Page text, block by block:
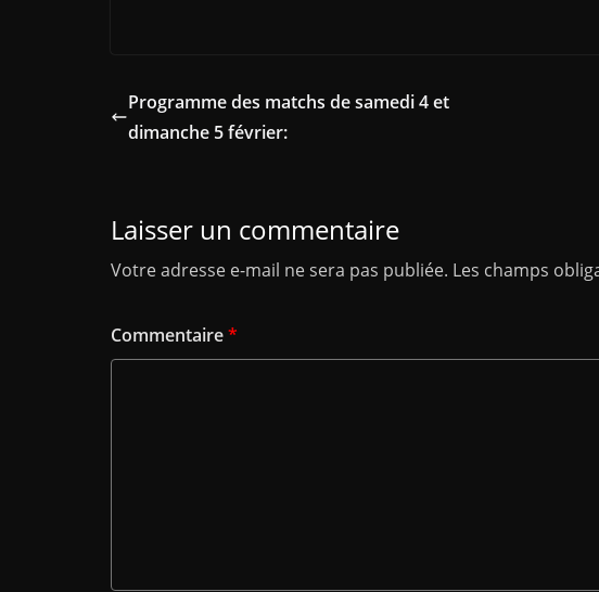
Programme des matchs de samedi 4 et
dimanche 5 février:
Laisser un commentaire
Votre adresse e-mail ne sera pas publiée. Les champs
Commentaire*